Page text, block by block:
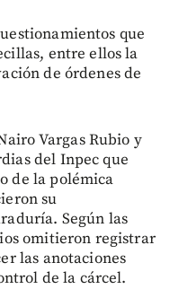
que
entre ellos la
de órdenes de
Vargas Rubio y
del Inpec que
de la polémica
su
Según las
omitieron registrar
las anotaciones
de la cárcel.